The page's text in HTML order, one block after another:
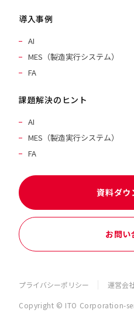
導入事例
AI
MES（製造実行システム）
FA
課題解決のヒント
AI
MES（製造実行システム）
FA
資料ダウ
お問い
プライバシーポリシー 運営会
Copyright © ITO Corporation-